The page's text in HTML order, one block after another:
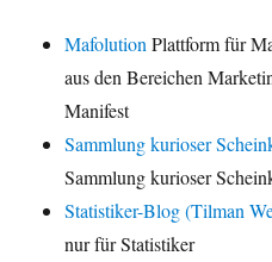
MafolutionPlattform für
aus den Bereichen
Manifest
Sammlung kurioser
Sammlung kurioser
Statistiker-Blog (Tilman
nur für Statistiker